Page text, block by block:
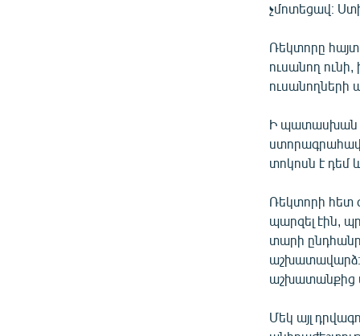
չմոտեցավ։
Ռեկտորը
ուսանող ունի,
ուսանողների
Ի պատասխան
տոկոսն է դեմ
Ռեկտորի հետ
պարզել էին,
տարի
աշխատավարձ։
աշխատանքից
Մեկ այլ